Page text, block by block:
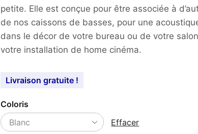
petite. Elle est conçue pour être associée à
de nos caissons de basses, pour une
dans le décor de votre bureau ou de votre
votre installation de home cinéma.
Livraison gratuite !
Coloris
Effacer